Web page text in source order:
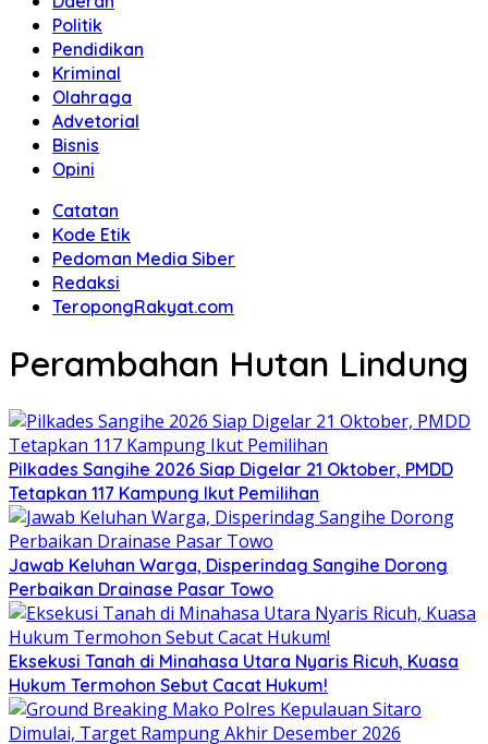
Politik
Pendidikan
Kriminal
Olahraga
Advetorial
Bisnis
Opini
Catatan
Kode Etik
Pedoman Media Siber
Redaksi
TeropongRakyat.com
Perambahan Hutan Lindung
Pilkades Sangihe 2026 Siap Digelar 21 Oktober, PMDD
Tetapkan 117 Kampung Ikut Pemilihan
Jawab Keluhan Warga, Disperindag Sangihe Dorong
Perbaikan Drainase Pasar Towo
Eksekusi Tanah di Minahasa Utara Nyaris Ricuh, Kuasa
Hukum Termohon Sebut Cacat Hukum!